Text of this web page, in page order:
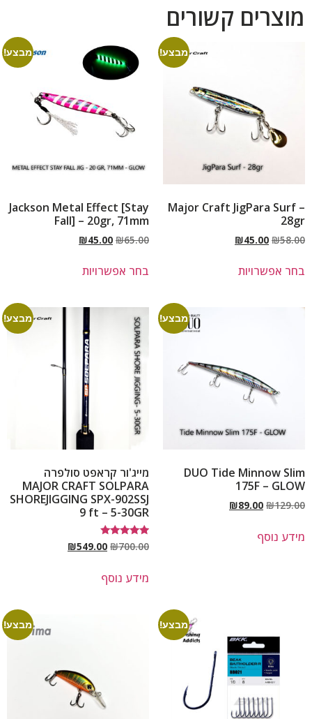
מוצרים קשורים
מבצע!
Major Craft JigPara Surf –
28gr
₪58.00
₪45.00
בחר אפשרויות
מבצע!
Jackson Metal Effect [Stay
Fall] – 20gr, 71mm
₪65.00
₪45.00
בחר אפשרויות
מבצע!
DUO Tide Minnow Slim
175F – GLOW
₪129.00
₪89.00
מידע נוסף
מבצע!
מייג'ור קראפט סולפרה
MAJOR CRAFT SOLPARA
SHOREJIGGING SPX-902SSJ
9 ft – 5-30GR
דורג
5.00
₪700.00
₪549.00
מידע נוסף
מבצע! מבצע!